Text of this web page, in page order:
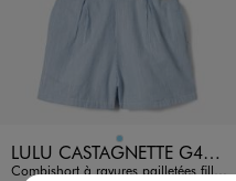
Disponible en 1 coloris
BLEU CIEL LULU CASTAGNETTE G4G D
Combishort à rayures pailletées fille - LuluCastagnette